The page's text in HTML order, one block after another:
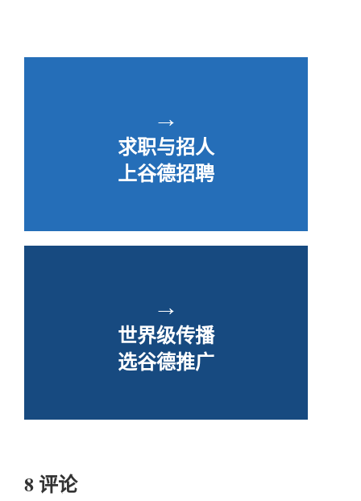
→
求职与招人
上谷德招聘
→
世界级传播
选谷德推广
8 评论